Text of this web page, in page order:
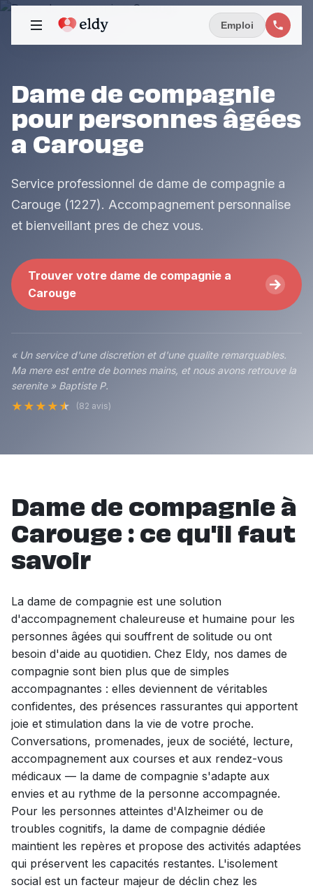
Emploi
Dame de compagnie
pour personnes âgées
a Carouge
Service professionnel de dame de compagnie a
Carouge (1227). Accompagnement personnalise
et bienveillant pres de chez vous.
Trouver votre dame de compagnie a
Carouge
« Un service d'une discretion et d'une qualite remarquables.
Ma mere est entre de bonnes mains, et nous avons retrouve la
serenite » Baptiste P.
★ ★ ★ ★ ★ (82 avis)
Dame de compagnie à
Carouge : ce qu'il faut
savoir
La dame de compagnie est une solution
d'accompagnement chaleureuse et humaine pour les
personnes âgées qui souffrent de solitude ou ont
besoin d'aide au quotidien. Chez Eldy, nos dames de
compagnie sont bien plus que de simples
accompagnantes : elles deviennent de véritables
confidentes, des présences rassurantes qui apportent
joie et stimulation dans la vie de votre proche.
Conversations, promenades, jeux de société, lecture,
accompagnement aux courses et aux rendez-vous
médicaux — la dame de compagnie s'adapte aux
envies et au rythme de la personne accompagnée.
Pour les personnes atteintes d'Alzheimer ou de
troubles cognitifs, la dame de compagnie dédiée
maintient les repères et propose des activités adaptées
qui préservent les capacités restantes. L'isolement
social est un facteur majeur de déclin chez les